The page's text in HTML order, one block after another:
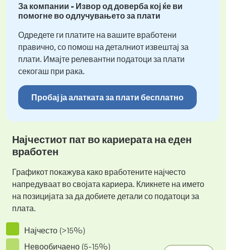
За компании - Извор од доверба кој ќе ви
помогне во одлучувањето за плати
Одредете ги платите на вашите вработени
правично, со помош на деталниот извештај за
плати. Имајте релевантни податоци за плати
секогаш при рака.
Пробај ја алатката за плати бесплатно
Најчестиот пат во кариерата на еден
вработен
Графикот покажува како вработените најчесто
напредуваат во својата кариера. Кликнете на името
на позицијата за да добиете детали со податоци за
плата.
Најчесто (>15%)
Невообичаено (5-15%)